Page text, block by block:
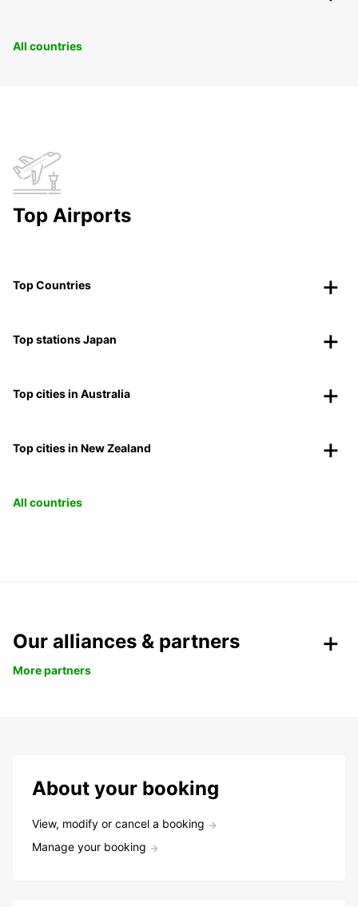
All countries
Top Airports
Top Countries
Top stations Japan
Top cities in Australia
Top cities in New Zealand
All countries
Our alliances & partners
More partners
About your booking
View, modify or cancel a booking
Manage your booking